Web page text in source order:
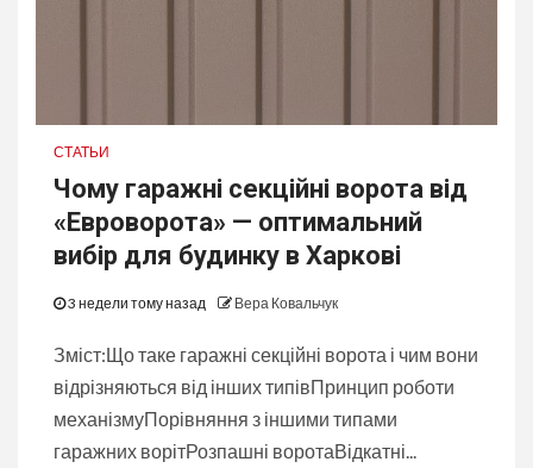
СТАТЬИ
Чому гаражні секційні ворота від
«Евроворота» — оптимальний
вибір для будинку в Харкові
3 недели тому назад Вера Ковальчук
Зміст:Що таке гаражні секційні ворота і чим вони
відрізняються від інших типівПринцип роботи
механізмуПорівняння з іншими типами
гаражних ворітРозпашні воротаВідкатні...